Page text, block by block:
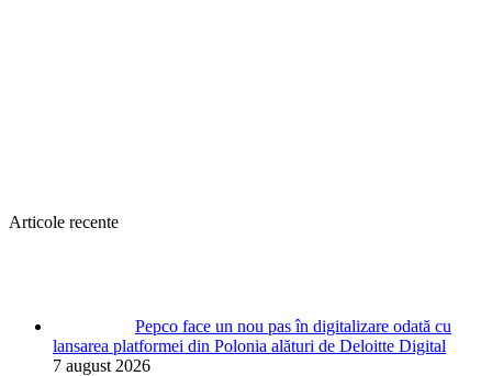
Articole recente
Pepco face un nou pas în digitalizare odată cu
lansarea platformei din Polonia alături de Deloitte Digital
7 august 2026